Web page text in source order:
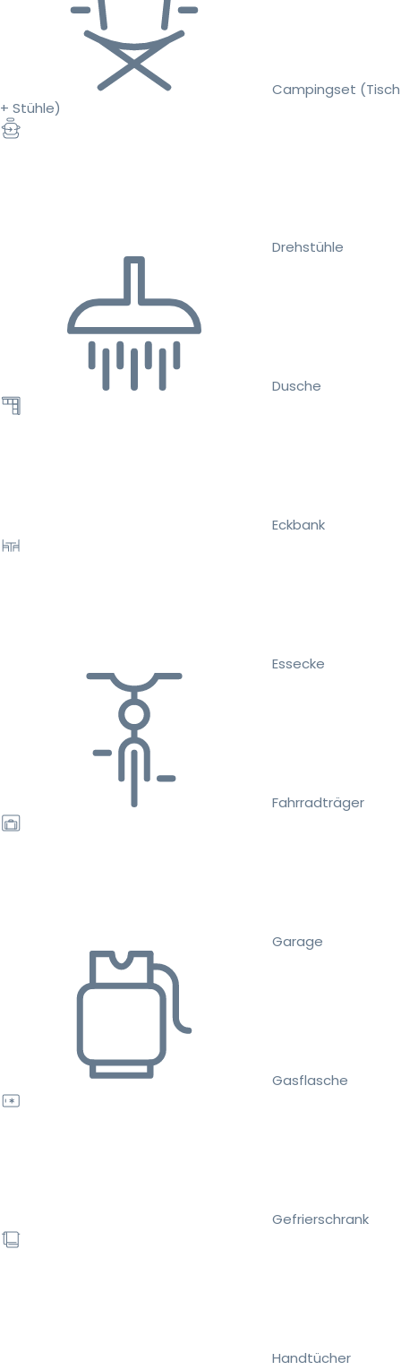
Campingset (Tisch
+ Stühle)
Drehstühle
Dusche
Eckbank
Essecke
Fahrradträger
Garage
Gasflasche
Gefrierschrank
Handtücher